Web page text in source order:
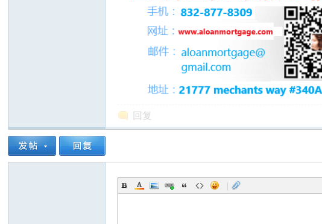
回复
|